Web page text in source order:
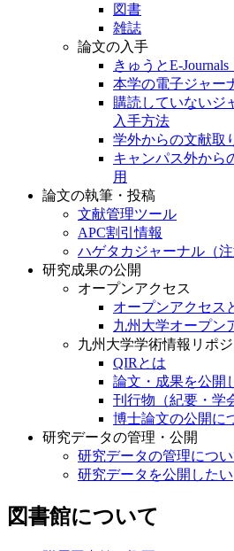
図書
雑誌
論文の入手
きゅうとE-Journals
本学の電子ジャー
購読していないジ
入手方法
学外からの文献取
キャンパス外から
用
論文の執筆・投稿
文献管理ツール
APC割引情報
ハゲタカジャーナル（注
研究成果の公開
オープンアクセス
オープンアクセス
九州大学オープン
九州大学学術情報リポジ
QIRとは
論文・成果を公開
刊行物（紀要・学
博士論文の公開に
研究データの管理・公開
研究データの管理につ
研究データを公開したい
図書館について